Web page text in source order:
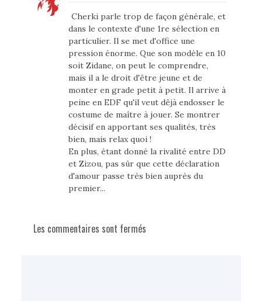
Cherki parle trop de façon générale, et
dans le contexte d'une 1re sélection en
particulier. Il se met d'office une
pression énorme. Que son modèle en 10
soit Zidane, on peut le comprendre,
mais il a le droit d'être jeune et de
monter en grade petit à petit. Il arrive à
peine en EDF qu'il veut dêjà endosser le
costume de maître à jouer. Se montrer
décisif en apportant ses qualités, très
bien, mais relax quoi !
En plus, étant donné la rivalité entre DD
et Zizou, pas sûr que cette déclaration
d'amour passe très bien auprès du
premier...
Les commentaires sont fermés